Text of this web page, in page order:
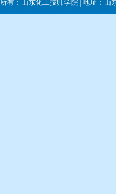
有：山东化工技师学院 | 地址：山